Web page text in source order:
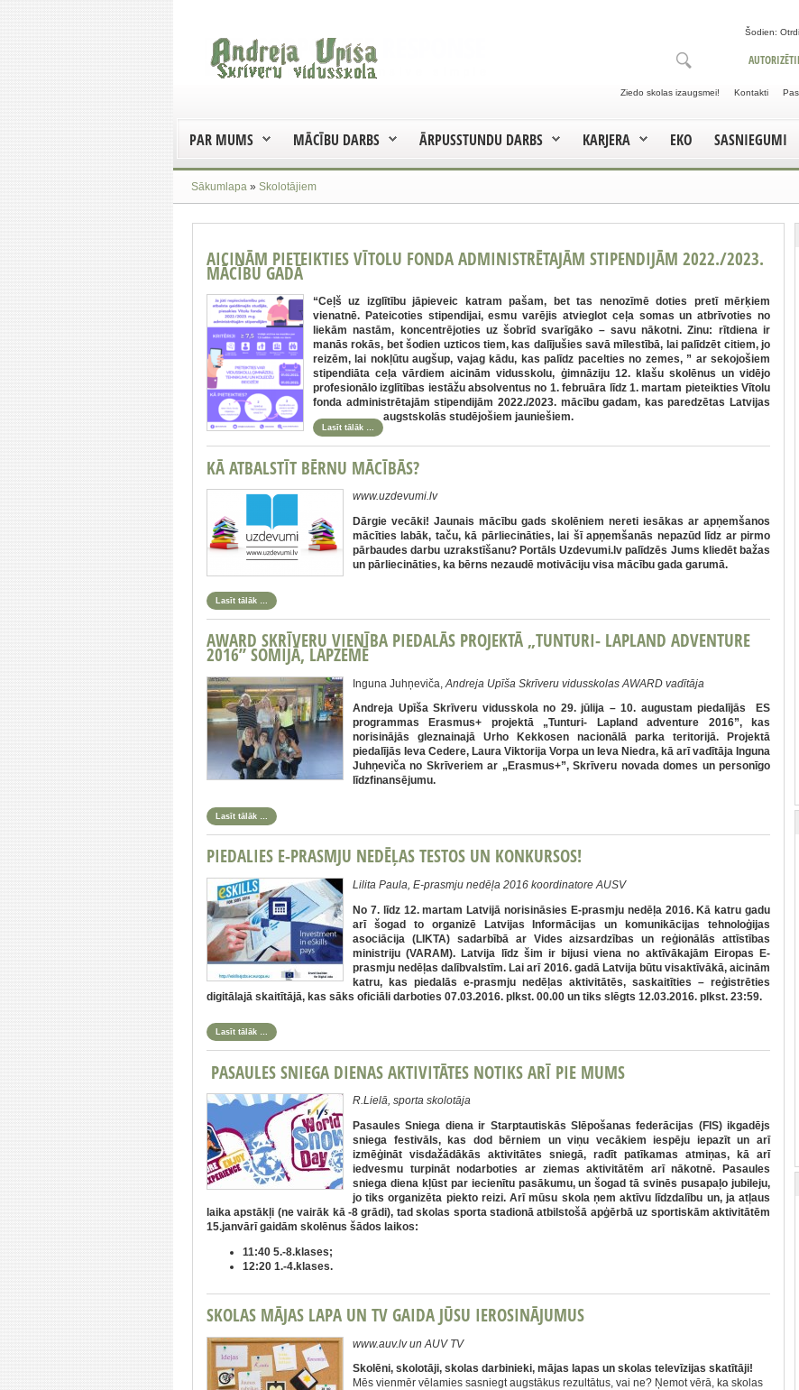
Šodien:
Kontakti
Ziedo skolas izaugsmei!
PAR MUMS MĀCĪBU DARBS ĀRPUSSTUNDU DARBS KARJERA EKO SASNIEGUMI
Sākumlapa » Skolotājiem
AICINĀM PIETEIKTIES VĪTOLU FONDA ADMINISTRĒTAJĀM STIPENDIJĀM 2022./2023.
MĀCĪBU GADĀ
“Ceļš uz izglītību jāpieveic katram pašam, bet tas nenozīmē doties pretī mērķiem
vienatnē. Pateicoties stipendijai, esmu varējis atvieglot ceļa somas un atbrīvoties no
liekām nastām, koncentrējoties uz šobrīd svarīgāko – savu nākotni. Zinu: rītdiena ir
manās rokās, bet šodien uzticos tiem, kas dalījušies savā mīlestībā, lai palīdzēt citiem, jo
reizēm, lai nokļūtu augšup, vajag kādu, kas palīdz pacelties no zemes, ” ar sekojošiem
stipendiāta ceļa vārdiem aicinām vidusskolu, ģimnāziju 12. klašu skolēnus un vidējo
profesionālo izglītības iestāžu absolventus no 1. februāra līdz 1. martam pieteikties Vītolu
fonda administrētajām stipendijām 2022./2023. mācību gadam, kas paredzētas Latvijas
augstskolās studējošiem jauniešiem.
Lasīt tālāk …
KĀ ATBALSTĪT BĒRNU MĀCĪBĀS?
www.uzdevumi.lv
Dārgie vecāki! Jaunais mācību gads skolēniem nereti iesākas ar apņemšanos
mācīties labāk, taču, kā pārliecināties, lai šī apņemšanās nepazūd līdz ar pirmo
pārbaudes darbu uzrakstīšanu? Portāls Uzdevumi.lv palīdzēs Jums kliedēt bažas
un pārliecināties, ka bērns nezaudē motivāciju visa mācību gada garumā.
Lasīt tālāk …
AWARD SKRĪVERU VIENĪBA PIEDALĀS PROJEKTĀ „TUNTURI- LAPLAND ADVENTURE
2016” SOMIJĀ, LAPZEMĒ
Inguna Juhņeviča, Andreja Upīša Skrīveru vidusskolas AWARD vadītāja
Andreja Upīša Skrīveru vidusskola no 29. jūlija – 10. augustam piedalījās ES
programmas Erasmus+ projektā „Tunturi- Lapland adventure 2016”, kas
norisinājās gleznainajā Urho Kekkosen nacionālā parka teritorijā. Projektā
piedalījās Ieva Cedere, Laura Viktorija Vorpa un Ieva Niedra, kā arī vadītāja Inguna
Juhņeviča no Skrīveriem ar „Erasmus+”, Skrīveru novada domes un personīgo
līdzfinansējumu.
Lasīt tālāk …
PIEDALIES E-PRASMJU NEDĒĻAS TESTOS UN KONKURSOS!
Lilita Paula, E-prasmju nedēļa 2016 koordinatore AUSV
No 7. līdz 12. martam Latvijā norisināsies E-prasmju nedēļa 2016. Kā katru gadu
arī šogad to organizē Latvijas Informācijas un komunikācijas tehnoloģijas
asociācija (LIKTA) sadarbībā ar Vides aizsardzības un reģionālās attīstības
ministriju (VARAM). Latvija līdz šim ir bijusi viena no aktīvākajām Eiropas E-
prasmju nedēļas dalībvalstīm. Lai arī 2016. gadā Latvija būtu visaktīvākā, aicinām
katru, kas piedalās e-prasmju nedēļas aktivitātēs, saskaitīties – reģistrēties
digitālajā skaitītājā, kas sāks oficiāli darboties 07.03.2016. plkst. 00.00 un tiks slēgts 12.03.2016. plkst. 23:59.
Lasīt tālāk …
PASAULES SNIEGA DIENAS AKTIVITĀTES NOTIKS ARĪ PIE MUMS
R.Lielā, sporta skolotāja
Pasaules Sniega diena ir Starptautiskās Slēpošanas federācijas (FIS) ikgadējs
sniega festivāls, kas dod bērniem un viņu vecākiem iespēju iepazīt un arī
izmēģināt visdažādākās aktivitātes sniegā, radīt patīkamas atmiņas, kā arī
iedvesmu turpināt nodarboties ar ziemas aktivitātēm arī nākotnē. Pasaules
sniega diena kļūst par iecienītu pasākumu, un šogad tā svinēs pusapaļo jubileju,
jo tiks organizēta piekto reizi. Arī mūsu skola ņem aktīvu līdzdalību un, ja atļaus
laika apstākļi (ne vairāk kā -8 grādi), tad skolas sporta stadionā atbilstošā apģērbā uz sportiskām aktivitātēm
15.janvārī gaidām skolēnus šādos laikos:
11:40 5.-8.klases;
12:20 1.-4.klases.
SKOLAS MĀJAS LAPA UN TV GAIDA JŪSU IEROSINĀJUMUS
www.auv.lv un AUV TV
Skolēni, skolotāji, skolas darbinieki, mājas lapas un skolas televīzijas skatītāji!
Mēs vienmēr vēlamies sasniegt augstākus rezultātus, vai ne? Ņemot vērā, ka skolas